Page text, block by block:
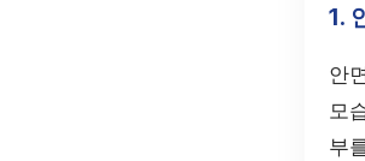
1.
안
모
부